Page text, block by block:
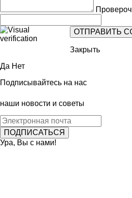
Закрыть
Да Нет
Подписывайтесь на нас
наши новости и советы
Ура, Вы с нами!